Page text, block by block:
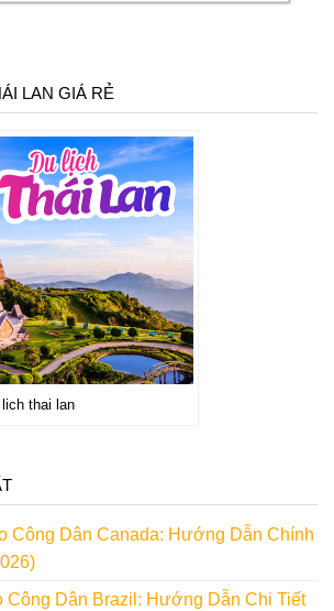
LAN GIÁ RẺ
thai lan
Công Dân Canada: Hướng Dẫn Chính
Công Dân Brazil: Hướng Dẫn Chi Tiết